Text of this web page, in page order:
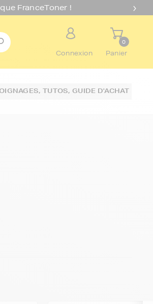
FranceToner !
Connexion
0
Panier
TUTOS,GUIDE D'ACHAT